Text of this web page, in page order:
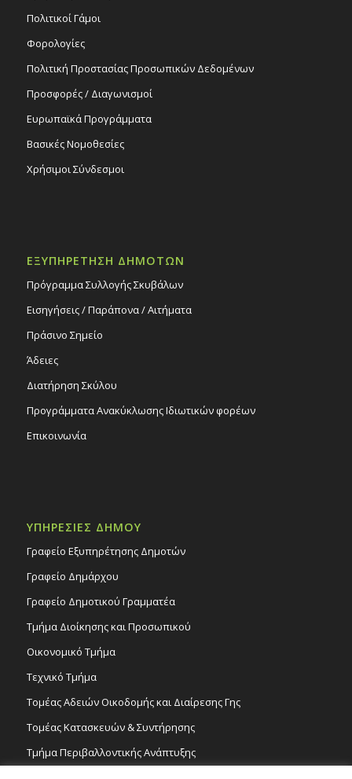
Πολιτικοί Γάμοι
Φορολογίες
Πολιτική Προστασίας Προσωπικών Δεδομένων
Προσφορές / Διαγωνισμοί
Ευρωπαϊκά Προγράμματα
Βασικές Νομοθεσίες
Χρήσιμοι Σύνδεσμοι
ΕΞΥΠΗΡΕΤΗΣΗ ΔΗΜΟΤΩΝ
Πρόγραμμα Συλλογής Σκυβάλων
Εισηγήσεις / Παράπονα / Αιτήματα
Πράσινο Σημείο
Άδειες
Διατήρηση Σκύλου
Προγράμματα Ανακύκλωσης Ιδιωτικών φορέων
Επικοινωνία
ΥΠΗΡΕΣΙΕΣ ΔΗΜΟΥ
Γραφείο Εξυπηρέτησης Δημοτών
Γραφείο Δημάρχου
Γραφείο Δημοτικού Γραμματέα
Τμήμα Διοίκησης και Προσωπικού
Οικονομικό Τμήμα
Τεχνικό Τμήμα
Τομέας Αδειών Οικοδομής και Διαίρεσης Γης
Τομέας Κατασκευών & Συντήρησης
Τμήμα Περιβαλλοντικής Ανάπτυξης